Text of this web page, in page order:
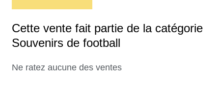
Cette vente fait partie de la catégorie
Souvenirs de football
Ne ratez aucune des ventes